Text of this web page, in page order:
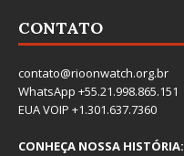
CONTATO
contato@rioonwatch.org.br
WhatsApp +55.21.998.865.151
EUA VOIP +1.301.637.7360
CONHEÇA NOSSA HISTÓRIA: